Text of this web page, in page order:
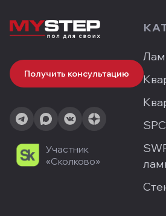
Получить консультацию
Участник
«Сколково»